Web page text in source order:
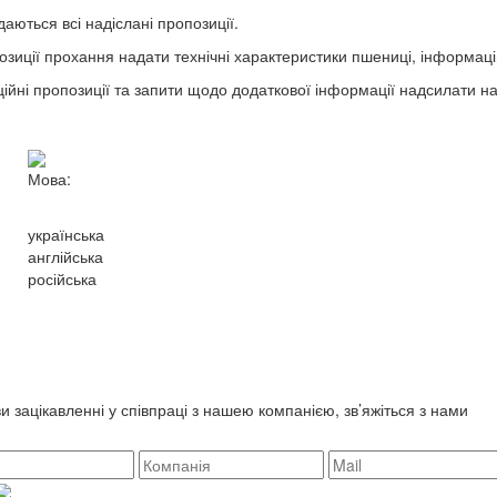
всі надіслані пропозиції.
прохання надати технічні характеристики пшениці,
пропозиції та запити щодо додаткової інформації
Мова:
українська
англійська
російська
зацікавленні у співпраці з нашею компанією, зв’яжіться з нами